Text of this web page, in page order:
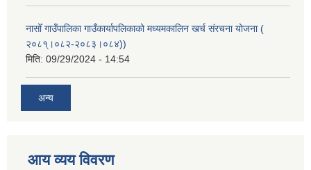
नासोँ गाउँपालिका गाउँकार्यापलिकाको मध्यमकालिन खर्च संरचना योजना (
२०८१्।०८२-२०८३।०८४))
मिति: 09/29/2024 - 14:54
अन्य
आय व्यय विवरण